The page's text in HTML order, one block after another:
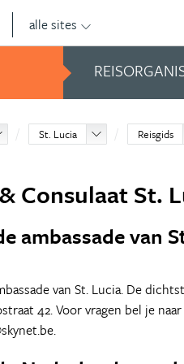
alle sites
St. Lucia Reisgids
Consulaat St.
ambassade van
van St. Lucia. De
42. Voor vragen bel je naar